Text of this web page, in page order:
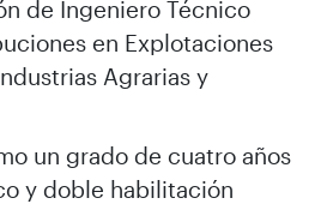
de Ingeniero Técnico
en Explotaciones
Agrarias y
un grado de cuatro años
y doble habilitación